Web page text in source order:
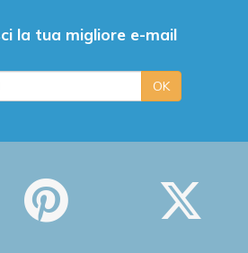
la tua migliore e-mail
OK